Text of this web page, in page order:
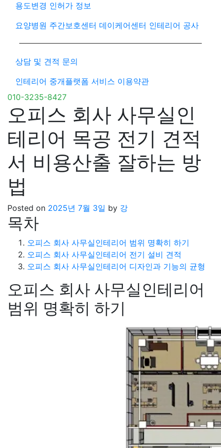
용도변경 인허가 정보
요양병원 주간보호센터 데이케어센터 인테리어 공사
상담 및 견적 문의
인테리어 중개플랫폼 서비스 이용약관
010-3235-8427
오피스 회사 사무실인
테리어 목공 전기 견적
서 비용산출 잘하는 방
법
Posted on 2025년 7월 3일 by 강
목차
오피스 회사 사무실인테리어 범위 명확히 하기
오피스 회사 사무실인테리어 전기 설비 견적
오피스 회사 사무실인테리어 디자인과 기능의 균형
오피스 회사 사무실인테리어
범위 명확히 하기